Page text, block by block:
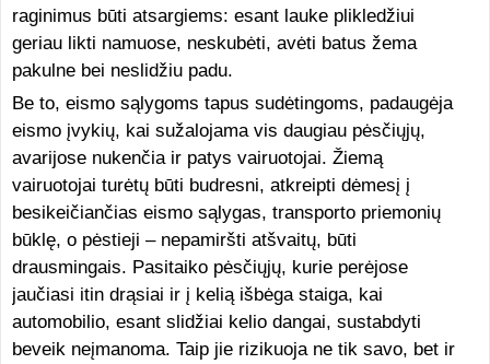
raginimus būti atsargiems: esant lauke plikledžiui
geriau likti namuose, neskubėti, avėti batus žema
pakulne bei neslidžiu padu.
Be to, eismo sąlygoms tapus sudėtingoms, padaugėja
eismo įvykių, kai sužalojama vis daugiau pėsčiųjų,
avarijose nukenčia ir patys vairuotojai. Žiemą
vairuotojai turėtų būti budresni, atkreipti dėmesį į
besikeičiančias eismo sąlygas, transporto priemonių
būklę, o pėstieji – nepamiršti atšvaitų, būti
drausmingais. Pasitaiko pėsčiųjų, kurie perėjose
jaučiasi itin drąsiai ir į kelią išbėga staiga, kai
automobilio, esant slidžiai kelio dangai, sustabdyti
beveik neįmanoma. Taip jie rizikuoja ne tik savo, bet ir